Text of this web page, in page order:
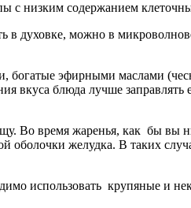
с низким содержанием
в духовке, можно в
эфирными маслами
вкуса блюда лучше
время жаренья, как бы вы ни
оболочки желудка. В таких
использовать крупяные и